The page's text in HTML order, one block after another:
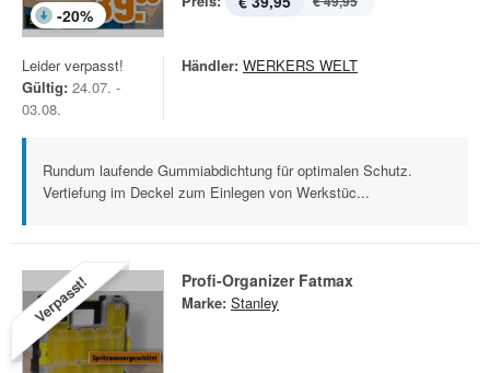
-20%
Leider verpasst!
Gültig: 24.07. -
03.08.
Händler: WERKERS WELT
Rundum laufende Gummiabdichtung für optimalen Schutz.
Vertiefung im Deckel zum Einlegen von Werkstüc...
Verpasst! Profi-Organizer Fatmax
Marke: Stanley